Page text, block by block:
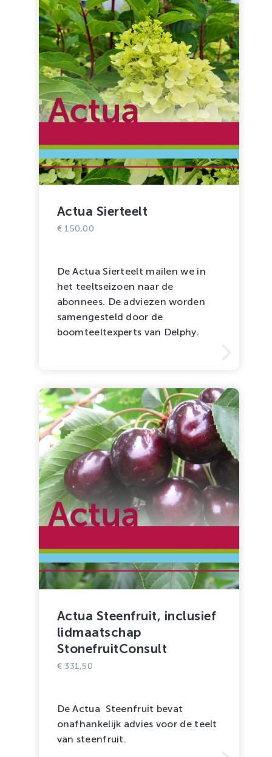
Actua Sierteelt
€150,00
De Actua Sierteelt mailen we in
het teeltseizoen naar de
abonnees. De adviezen worden
samengesteld door de
boomteeltexperts van Delphy.
Actua Steenfruit, inclusief
lidmaatschap
StonefruitConsult
€331,50
De Actua Steenfruit bevat
onafhankelijk advies voor de teelt
van steenfruit.